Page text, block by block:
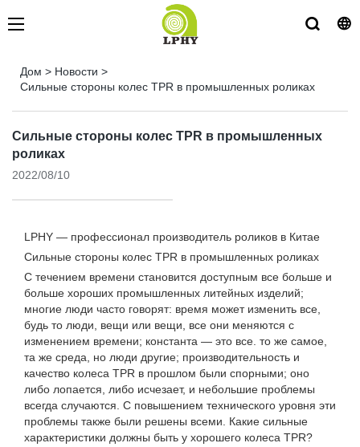
Дом > Новости >
Сильные стороны колес TPR в промышленных роликах
Сильные стороны колес TPR в промышленных
роликах
2022/08/10
LPHY — профессионал производитель роликов в Китае
Сильные стороны колес TPR в промышленных роликах
С течением времени становится доступным все больше и
больше хороших промышленных литейных изделий;
многие люди часто говорят: время может изменить все,
будь то люди, вещи или вещи, все они меняются с
изменением времени; константа — это все. то же самое,
та же среда, но люди другие; производительность и
качество колеса TPR в прошлом были спорными; оно
либо лопается, либо исчезает, и небольшие проблемы
всегда случаются. С повышением технического уровня эти
проблемы также были решены всеми. Какие сильные
характеристики должны быть у хорошего колеса TPR?